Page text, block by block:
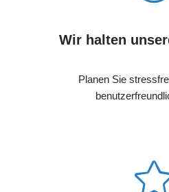
Wir halten
Planen Sie